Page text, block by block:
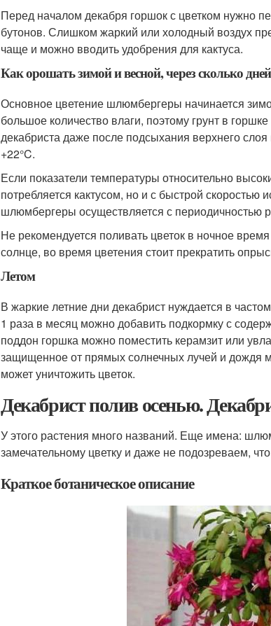
Перед началом декабря горшок с цветком нужно
бутонов. Слишком жаркий или холодный воздух
чаще и можно вводить удобрения для кактуса.
Как орошать зимой и весной, через сколько
Основное цветение шлюмбергеры начинается
большое количество влаги, поэтому грунт в
декабриста даже после подсыхания верхнего
+22°C.
Если показатели температуры относительно
потребляется кактусом, но и с быстрой
шлюмбергеры осуществляется с периодичностью
Не рекомендуется поливать цветок в ночное
солнце, во время цветения стоит прекратить
Летом
В жаркие летние дни декабрист нуждается в
1 раза в месяц можно добавить подкормку с
поддон горшка можно поместить керамзит или
защищенное от прямых солнечных лучей и дождя
может уничтожить цветок.
Декабрист полив осенью.
У этого растения много названий. Еще имена:
замечательному цветку и даже не подозреваем,
Краткое ботаническое описание